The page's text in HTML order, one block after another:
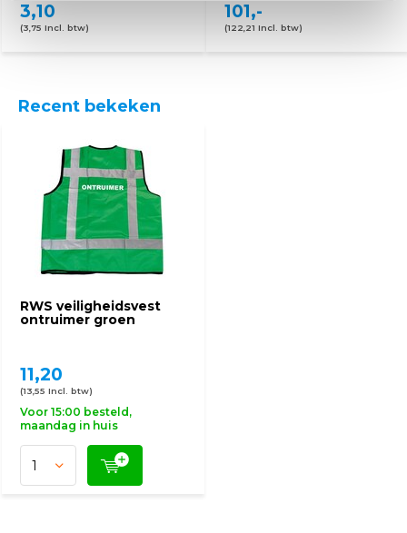
3,10
(3,75 Incl. btw)
101,-
(122,21 Incl. btw)
Recent bekeken
RWS veiligheidsvest
ontruimer groen
11,20
(13,55 Incl. btw)
Voor 15:00 besteld,
maandag in huis